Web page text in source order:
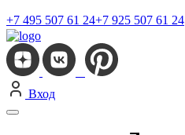
+7 495 507 61 24+7 925 507 61 24
Вход